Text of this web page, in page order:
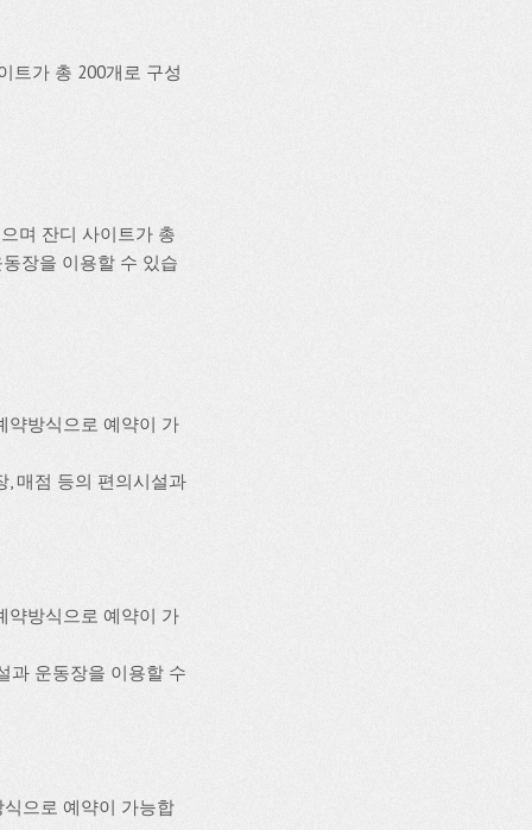
트가 총 200개로 구성
며 잔디 사이트가 총
장을 이용할 수 있습
약방식으로 예약이 가
, 매점 등의 편의시설과
약방식으로 예약이 가
과 운동장을 이용할 수
으로 예약이 가능합